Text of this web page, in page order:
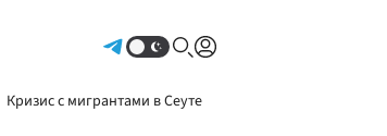
Кризис с мигрантами в Сеуте